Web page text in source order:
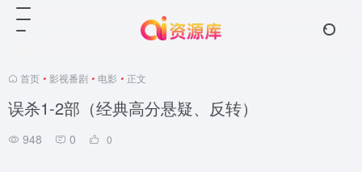
首页 • 影视番剧 • 电影 • 正文
误杀1-2部（经典高分悬疑、反转）
948 0 0